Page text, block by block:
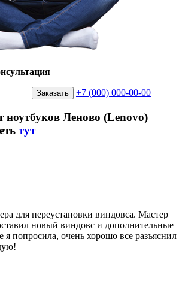
Заказать +7 (000) 000-00-00
Леново (Lenovo)
тут
для переустановки виндовса. Мастер
новый виндовс и дополнительные
попросила, очень хорошо все разъяснил